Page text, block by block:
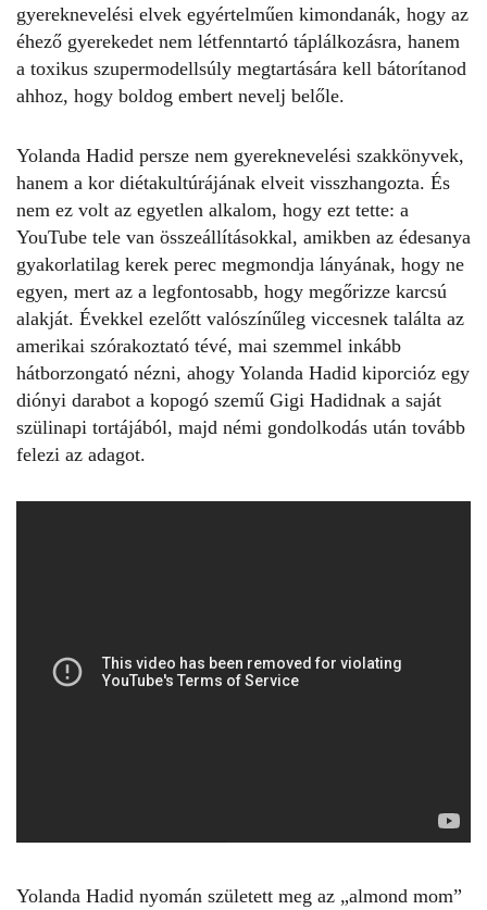
gyereknevelési elvek egyértelműen kimondanák, hogy az
éhező gyerekedet nem létfenntartó táplálkozásra, hanem
a toxikus szupermodellsúly megtartására kell bátorítanod
ahhoz, hogy boldog embert nevelj belőle.
Yolanda Hadid persze nem gyereknevelési szakkönyvek,
hanem a kor diétakultúrájának elveit visszhangozta. És
nem ez volt az egyetlen alkalom, hogy ezt tette: a
YouTube tele van összeállításokkal, amikben az édesanya
gyakorlatilag kerek perec megmondja lányának, hogy ne
egyen, mert az a legfontosabb, hogy megőrizze karcsú
alakját. Évekkel ezelőtt valószínűleg viccesnek találta az
amerikai szórakoztató tévé, mai szemmel inkább
hátborzongató nézni, ahogy Yolanda Hadid kiporcióz egy
diónyi darabot a kopogó szemű Gigi Hadidnak a saját
szülinapi tortájából, majd némi gondolkodás után tovább
felezi az adagot.
Yolanda Hadid nyomán született meg az „almond mom”